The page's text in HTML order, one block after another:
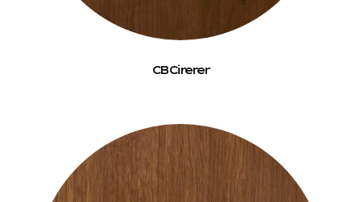
CB Cirerer